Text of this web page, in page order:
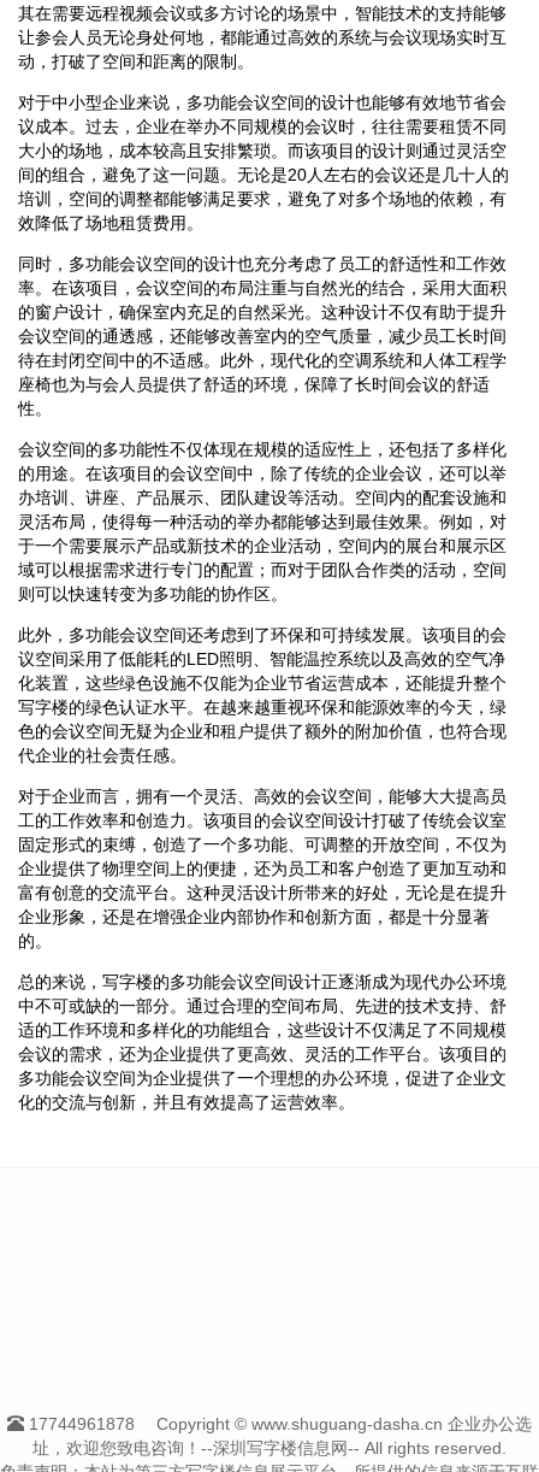
其在需要远程视频会议或多方讨论的场景中，智能技术的支持能够
让参会人员无论身处何地，都能通过高效的系统与会议现场实时互
动，打破了空间和距离的限制。
对于中小型企业来说，多功能会议空间的设计也能够有效地节省会
议成本。过去，企业在举办不同规模的会议时，往往需要租赁不同
大小的场地，成本较高且安排繁琐。而该项目的设计则通过灵活空
间的组合，避免了这一问题。无论是20人左右的会议还是几十人的
培训，空间的调整都能够满足要求，避免了对多个场地的依赖，有
效降低了场地租赁费用。
同时，多功能会议空间的设计也充分考虑了员工的舒适性和工作效
率。在该项目，会议空间的布局注重与自然光的结合，采用大面积
的窗户设计，确保室内充足的自然采光。这种设计不仅有助于提升
会议空间的通透感，还能够改善室内的空气质量，减少员工长时间
待在封闭空间中的不适感。此外，现代化的空调系统和人体工程学
座椅也为与会人员提供了舒适的环境，保障了长时间会议的舒适
性。
会议空间的多功能性不仅体现在规模的适应性上，还包括了多样化
的用途。在该项目的会议空间中，除了传统的企业会议，还可以举
办培训、讲座、产品展示、团队建设等活动。空间内的配套设施和
灵活布局，使得每一种活动的举办都能够达到最佳效果。例如，对
于一个需要展示产品或新技术的企业活动，空间内的展台和展示区
域可以根据需求进行专门的配置；而对于团队合作类的活动，空间
则可以快速转变为多功能的协作区。
此外，多功能会议空间还考虑到了环保和可持续发展。该项目的会
议空间采用了低能耗的LED照明、智能温控系统以及高效的空气净
化装置，这些绿色设施不仅能为企业节省运营成本，还能提升整个
写字楼的绿色认证水平。在越来越重视环保和能源效率的今天，绿
色的会议空间无疑为企业和租户提供了额外的附加价值，也符合现
代企业的社会责任感。
对于企业而言，拥有一个灵活、高效的会议空间，能够大大提高员
工的工作效率和创造力。该项目的会议空间设计打破了传统会议室
固定形式的束缚，创造了一个多功能、可调整的开放空间，不仅为
企业提供了物理空间上的便捷，还为员工和客户创造了更加互动和
富有创意的交流平台。这种灵活设计所带来的好处，无论是在提升
企业形象，还是在增强企业内部协作和创新方面，都是十分显著
的。
总的来说，写字楼的多功能会议空间设计正逐渐成为现代办公环境
中不可或缺的一部分。通过合理的空间布局、先进的技术支持、舒
适的工作环境和多样化的功能组合，这些设计不仅满足了不同规模
会议的需求，还为企业提供了更高效、灵活的工作平台。该项目的
多功能会议空间为企业提供了一个理想的办公环境，促进了企业文
化的交流与创新，并且有效提高了运营效率。
17744961878
Copyright © www.shuguang-dasha.cn 企业办公选
址，欢迎您致电咨询！--深圳写字楼信息网-- All rights reserved.